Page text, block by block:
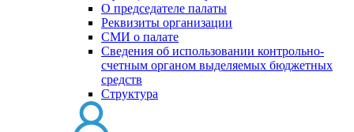
О председателе палаты
Реквизиты организации
СМИ о палате
Сведения об использовании контрольно-
счетным органом выделяемых бюджетных
средств
Структура